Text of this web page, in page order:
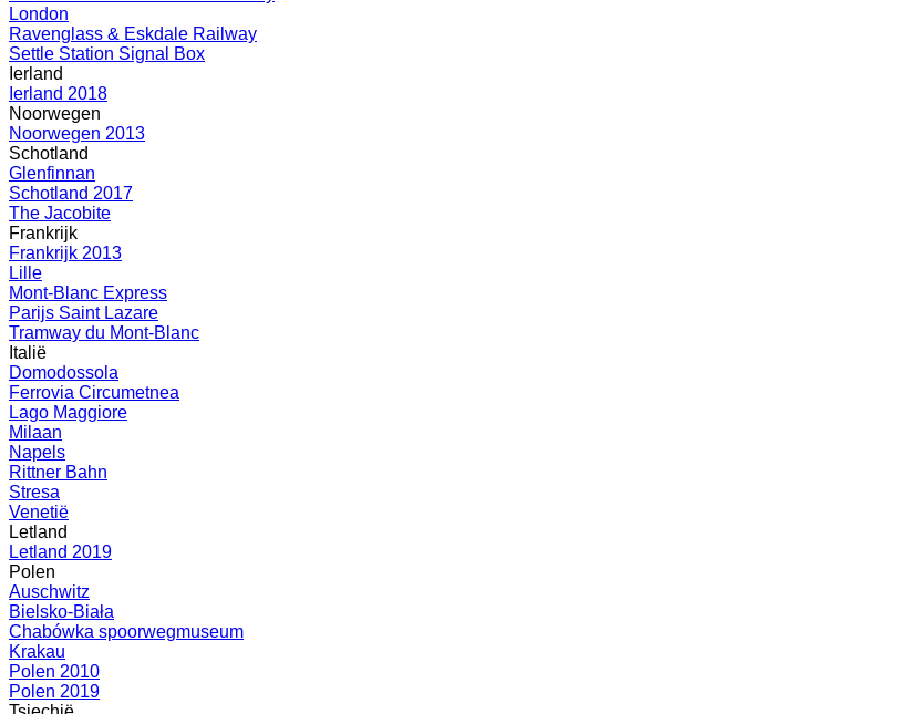
London
Ravenglass & Eskdale Railway
Settle Station Signal Box
Ierland
Ierland 2018
Noorwegen
Noorwegen 2013
Schotland
Glenfinnan
Schotland 2017
The Jacobite
Frankrijk
Frankrijk 2013
Lille
Mont-Blanc Express
Parijs Saint Lazare
Tramway du Mont-Blanc
Italië
Domodossola
Ferrovia Circumetnea
Lago Maggiore
Milaan
Napels
Rittner Bahn
Stresa
Venetië
Letland
Letland 2019
Polen
Auschwitz
Bielsko-Biała
Chabówka spoorwegmuseum
Krakau
Polen 2010
Polen 2019